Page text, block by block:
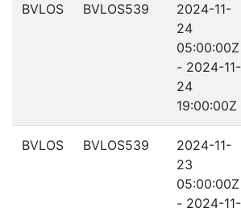
BVLOS BVLOS539
2024-11-
24
05:00:00Z
- 2024-11-
24
19:00:00Z
BVLOS BVLOS539
2024-11-
23
05:00:00Z
- 2024-11-